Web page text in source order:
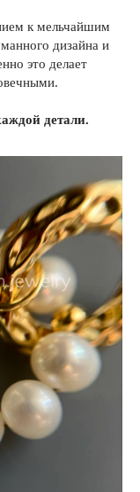
к мельчайшим
дизайна и
это делает
детали.